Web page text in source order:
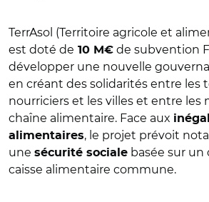
TerrAsol (Territoire agricole et
est doté de 10 M€ de subvention
développer une nouvelle
en créant des solidarités entre les
nourriciers et les villes et entre les
chaîne alimentaire. Face aux
alimentaires, le projet prévoit
une sécurité sociale basée sur un
caisse alimentaire commune.